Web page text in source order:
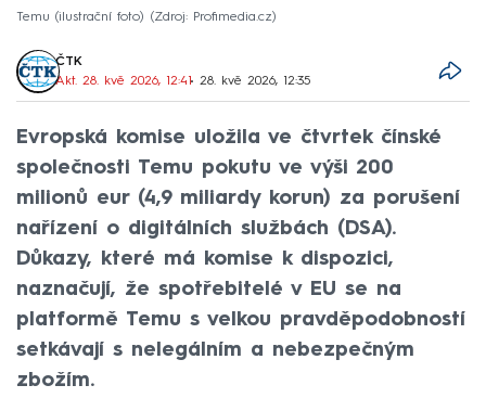
Temu (ilustrační foto) Zdroj: Profimedia.cz
ČTK
Akt. 28. kvě 2026, 12:41• 28. kvě 2026, 12:35
Evropská komise uložila ve čtvrtek čínské
společnosti Temu pokutu ve výši 200
milionů eur (4,9 miliardy korun) za porušení
nařízení o digitálních službách (DSA).
Důkazy, které má komise k dispozici,
naznačují, že spotřebitelé v EU se na
platformě Temu s velkou pravděpodobností
setkávají s nelegálním a nebezpečným
zbožím.